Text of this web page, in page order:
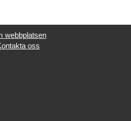
webbplatsen
oss